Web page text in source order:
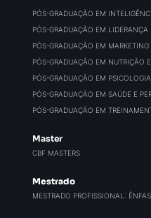
PÓS-GRADUAÇÃO EM
PÓS-GRADUAÇÃO EM LIDERANÇA
PÓS-GRADUAÇÃO EM MARKETING
PÓS-GRADUAÇÃO EM NUTRIÇÃO
PÓS-GRADUAÇÃO EM
PÓS-GRADUAÇÃO EM SAÚDE E
PÓS-GRADUAÇÃO EM
Master
CBF MASTERS
Mestrado
MESTRADO PROFISSIONAL: